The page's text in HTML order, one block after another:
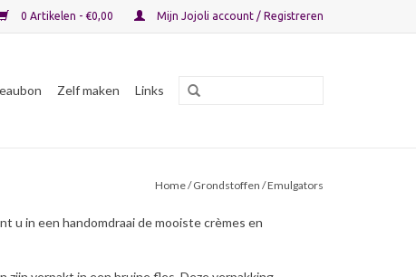
0 Artikelen - €0,00 Mijn Jojoli account / Registreren
Zelf maken Links
Home/Grondstoffen / Emulgators
u in een handomdraai de mooiste crèmes en